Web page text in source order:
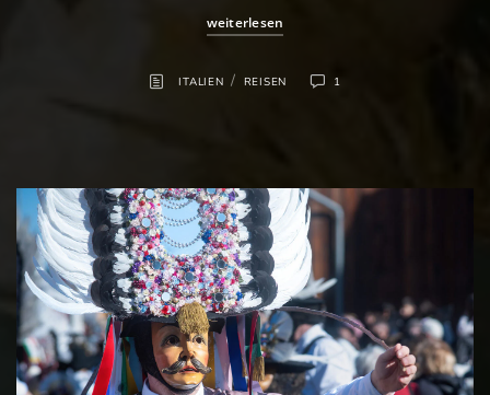
weiterlesen
ITALIEN / REISEN 1